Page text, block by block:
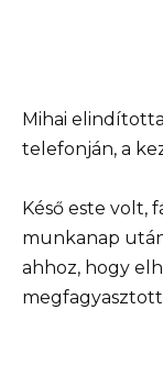
Mihai
telefonján, a
Késő este volt,
munkanap
ahhoz, hogy